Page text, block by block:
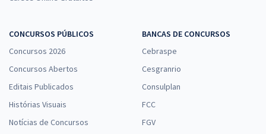
CONCURSOS PÚBLICOS
Concursos 2026
Concursos Abertos
Editais Publicados
Histórias Visuais
Notícias de Concursos
BANCAS DE CONCURSOS
Cebraspe
Cesgranrio
Consulplan
FCC
FGV